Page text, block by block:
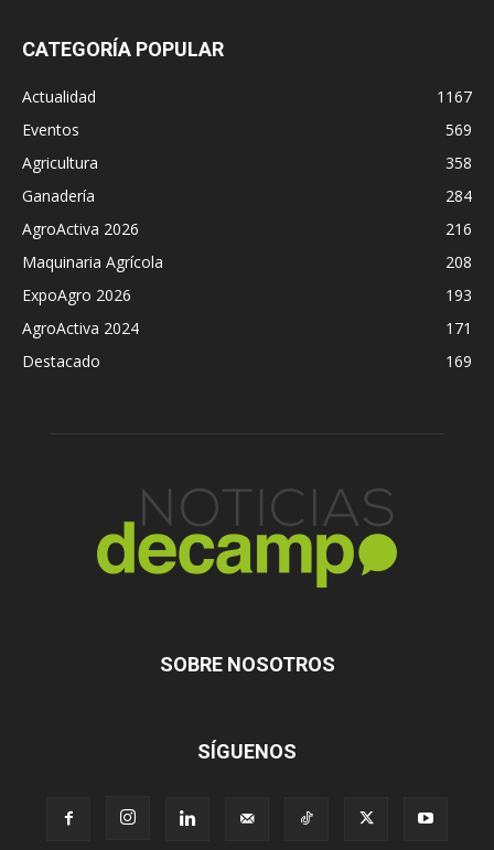
CATEGORÍA POPULAR
Actualidad
1167
Eventos
569
Agricultura
358
Ganadería
284
AgroActiva 2026
216
Maquinaria Agrícola
208
ExpoAgro 2026
193
AgroActiva 2024
171
Destacado
169
SOBRE NOSOTROS
SÍGUENOS